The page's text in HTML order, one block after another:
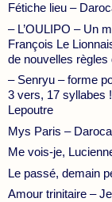
Fétiche lieu –
– L’OULIPO – Un
François Le
de nouvelles règles
– Senryu – forme
3 vers, 17 syllabes !
Lepoutre
Mys Paris –
Me vois-je,
Le passé, demain
Amour trinitaire –